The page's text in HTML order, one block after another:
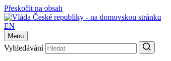
Přeskočit na obsah
EN
Menu
Vyhledávání